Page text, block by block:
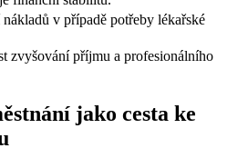
nákladů v případě potřeby lékařské
zvyšování příjmu a profesionálního
jako cesta ke